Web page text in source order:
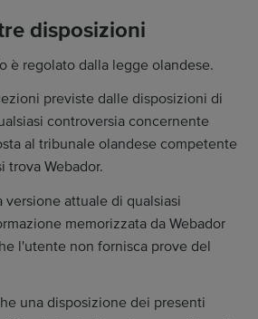
disposizioni
è regolato dalla legge olandese.
previste dalle disposizioni di
controversia concernente
al tribunale olandese competente
trova Webador.
versione attuale di qualsiasi
memorizzata da Webador
l'utente non fornisca prove del
una disposizione dei presenti